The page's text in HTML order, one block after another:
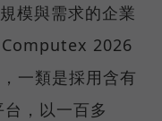
模與需求的企業
Computex 2026
一類是採用含有
，以一百多